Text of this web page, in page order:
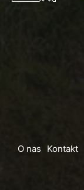
O nas Kontakt